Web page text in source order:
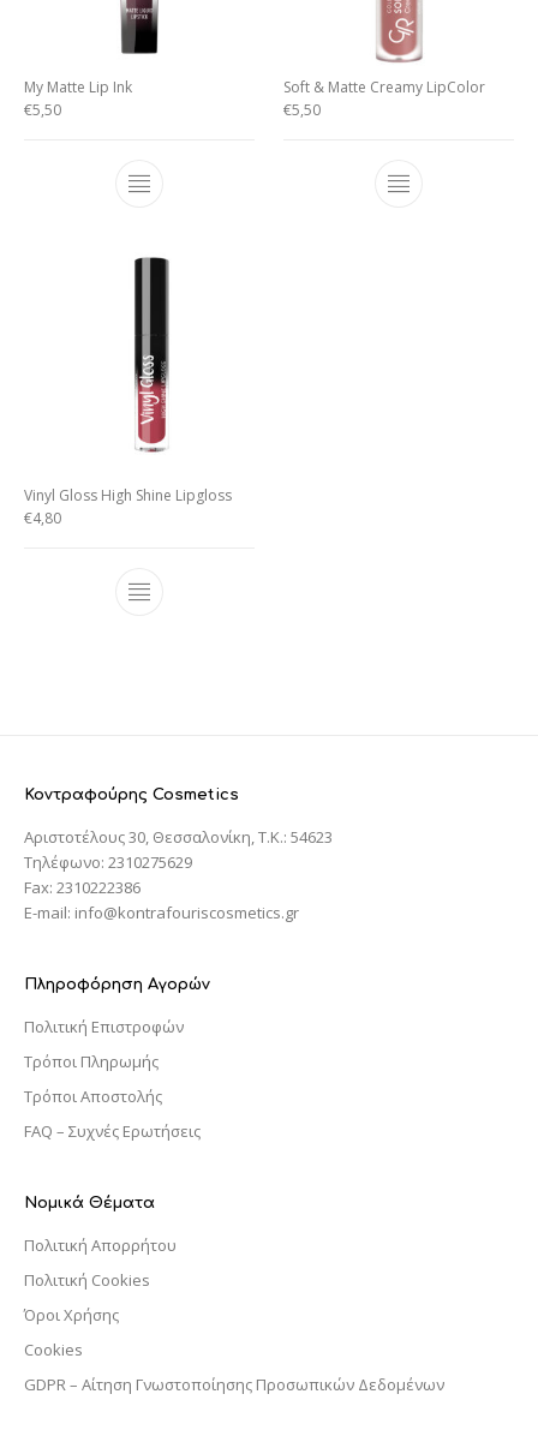
My Matte Lip Ink
€5,50
Soft & Matte Creamy LipColor
€5,50
Vinyl Gloss High Shine Lipgloss
€4,80
Κοντραφούρης Cosmetics
Αριστοτέλους 30, Θεσσαλονίκη, T.K.: 54623
Τηλέφωνο: 2310275629
Fax: 2310222386
E-mail: info@kontrafouriscosmetics.gr
Πληροφόρηση Αγορών
Πολιτική Επιστροφών
Τρόποι Πληρωμής
Τρόποι Αποστολής
FAQ – Συχνές Ερωτήσεις
Νομικά Θέματα
Πολιτική Απορρήτου
Πολιτική Cookies
Όροι Χρήσης
Cookies
GDPR – Αίτηση Γνωστοποίησης Προσωπικών Δεδομένων